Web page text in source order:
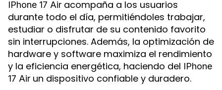
IPhone 17 Air acompaña a los usuarios
durante todo el día, permitiéndoles trabajar,
estudiar o disfrutar de su contenido favorito
sin interrupciones. Además, la optimización de
hardware y software maximiza el rendimiento
y la eficiencia energética, haciendo del IPhone
17 Air un dispositivo confiable y duradero.